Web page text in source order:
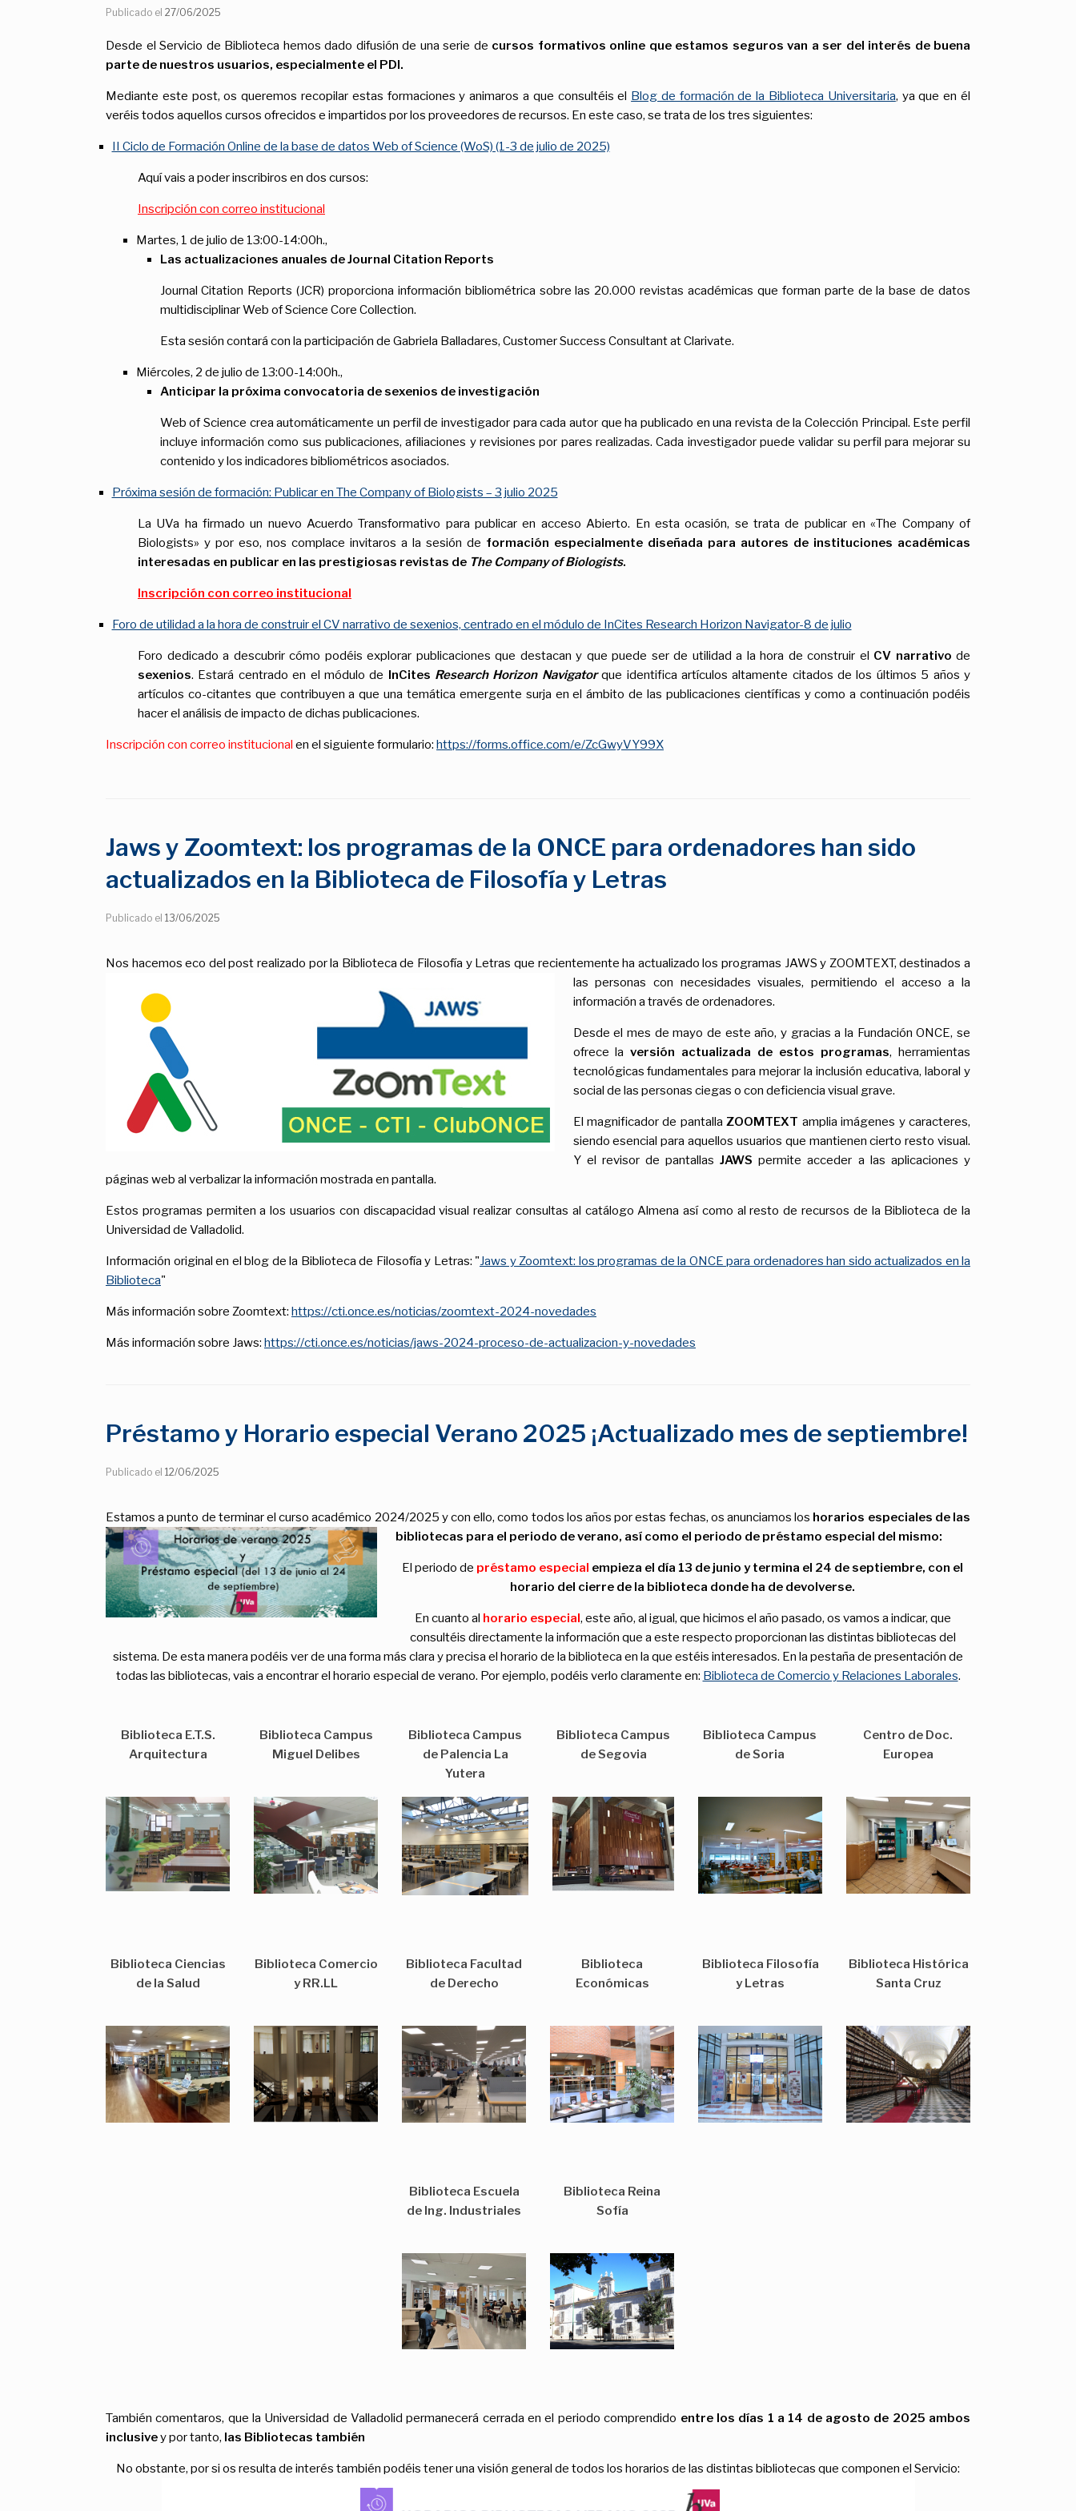
Publicado el 27/06/2025
Desde el Servicio de Biblioteca hemos dado difusión de una serie de cursos formativos online que estamos seguros van a ser del interés de buena
parte de nuestros usuarios, especialmente el PDI.
Mediante este post, os queremos recopilar estas formaciones y animaros a que consultéis el Blog de formación de la Biblioteca Universitaria, ya que en él
veréis todos aquellos cursos ofrecidos e impartidos por los proveedores de recursos. En este caso, se trata de los tres siguientes:
II Ciclo de Formación Online de la base de datos Web of Science (WoS) (1-3 de julio de 2025)
Aquí vais a poder inscribiros en dos cursos:
Inscripción con correo institucional
Martes, 1 de julio de 13:00-14:00h.,
Las actualizaciones anuales de Journal Citation Reports
Journal Citation Reports (JCR) proporciona información bibliométrica sobre las 20.000 revistas académicas que forman parte de la base de datos
multidisciplinar Web of Science Core Collection.
Esta sesión contará con la participación de Gabriela Balladares, Customer Success Consultant at Clarivate.
Miércoles, 2 de julio de 13:00-14:00h.,
Anticipar la próxima convocatoria de sexenios de investigación
Web of Science crea automáticamente un perfil de investigador para cada autor que ha publicado en una revista de la Colección Principal. Este perfil
incluye información como sus publicaciones, afiliaciones y revisiones por pares realizadas. Cada investigador puede validar su perfil para mejorar su
contenido y los indicadores bibliométricos asociados.
Próxima sesión de formación: Publicar en The Company of Biologists – 3 julio 2025
La UVa ha firmado un nuevo Acuerdo Transformativo para publicar en acceso Abierto. En esta ocasión, se trata de publicar en «The Company of
Biologists» y por eso, nos complace invitaros a la sesión de formación especialmente diseñada para autores de instituciones académicas
interesadas en publicar en las prestigiosas revistas de The Company of Biologists.
Inscripción con correo institucional
Foro de utilidad a la hora de construir el CV narrativo de sexenios, centrado en el módulo de InCites Research Horizon Navigator-8 de julio
Foro dedicado a descubrir cómo podéis explorar publicaciones que destacan y que puede ser de utilidad a la hora de construir el CV narrativo de
sexenios. Estará centrado en el módulo de InCites Research Horizon Navigatorque identifica artículos altamente citados de los últimos 5 años y
artículos co-citantes que contribuyen a que una temática emergente surja en el ámbito de las publicaciones científicas y como a continuación podéis
hacer el análisis de impacto de dichas publicaciones.
Inscripción con correo institucional en el siguiente formulario: https://forms.office.com/e/ZcGwyVY99X
Jaws y Zoomtext: los programas de la ONCE para ordenadores han sido
actualizados en la Biblioteca de Filosofía y Letras
Publicado el 13/06/2025
Nos hacemos eco del post realizado por la Biblioteca de Filosofía y Letras que recientemente ha actualizado los programas JAWS y ZOOMTEXT, destinados a
las personas con necesidades visuales, permitiendo el acceso a la
información a través de ordenadores.
Desde el mes de mayo de este año, y gracias a la Fundación ONCE, se
ofrece laversión actualizada de estos programas, herramientas
tecnológicas fundamentales para mejorar la inclusión educativa, laboral y
social de las personas ciegas o con deficiencia visual grave.
El magnificador de pantallaZOOMTEXT amplia imágenes y caracteres,
siendo esencial para aquellos usuarios que mantienen cierto resto visual.
Y el revisor de pantallasJAWS permite acceder a las aplicaciones y
páginas web al verbalizar la información mostrada en pantalla.
Estos programas permiten a los usuarios con discapacidad visual realizar consultas al catálogo Almena así como al resto de recursos de la Biblioteca de la
Universidad de Valladolid.
Información original en el blog de la Biblioteca de Filosofía y Letras: "Jaws y Zoomtext: los programas de la ONCE para ordenadores han sido actualizados en la
Biblioteca"
Más información sobre Zoomtext: https://cti.once.es/noticias/zoomtext-2024-novedades
Más información sobre Jaws: https://cti.once.es/noticias/jaws-2024-proceso-de-actualizacion-y-novedades
Préstamo y Horario especial Verano 2025 ¡Actualizado mes de septiembre!
Publicado el 12/06/2025
Estamos a punto de terminar el curso académico 2024/2025 y con ello, como todos los años por estas fechas, os anunciamos los horarios especiales de las
bibliotecas para el periodo de verano, así como el periodo de préstamo especial del mismo:
El periodo de préstamo especial empieza el día 13 de junio y termina el 24 de septiembre, con el
horario del cierre de la biblioteca donde ha de devolverse.
En cuanto al horario especial, este año, al igual, que hicimos el año pasado, os vamos a indicar, que
consultéis directamente la información que a este respecto proporcionan las distintas bibliotecas del
sistema. De esta manera podéis ver de una forma más clara y precisa el horario de la biblioteca en la que estéis interesados. En la pestaña de presentación de
todas las bibliotecas, vais a encontrar el horario especial de verano. Por ejemplo, podéis verlo claramente en: Biblioteca de Comercio y Relaciones Laborales.
Biblioteca E.T.S.
Arquitectura
Biblioteca Campus
Miguel Delibes
Biblioteca Campus
de Palencia La
Yutera
Biblioteca Campus
de Segovia
Biblioteca Campus
de Soria
Centro de Doc.
Europea
Biblioteca Ciencias
de la Salud
Biblioteca Comercio
y RR.LL
Biblioteca Facultad
de Derecho
Biblioteca
Económicas
Biblioteca Filosofía
y Letras
Biblioteca Histórica
Santa Cruz
Biblioteca Escuela
de Ing. Industriales
Biblioteca Reina
Sofía
También comentaros, que la Universidad de Valladolid permanecerá cerrada en el periodo comprendido entre los días 1 a 14 de agosto de 2025 ambos
inclusivey por tanto, las Bibliotecas también
No obstante, por si os resulta de interés también podéis tener una visión general de todos los horarios de las distintas bibliotecas que componen el Servicio: